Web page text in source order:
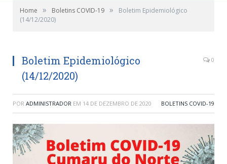
Home » Boletins COVID-19 »
Boletim Epidemiológico
(14/12/2020)
Boletim Epidemiológico
(14/12/2020)
0
POR ADMINISTRADOR EM 14 DE DEZEMBRO DE 2020 BOLETINS COVID-19